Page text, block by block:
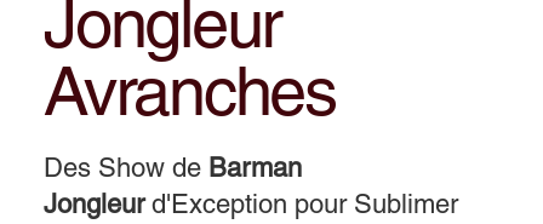
Jongleur
Avranches
Des Show de Barman
Jongleurd'Exception pour Sublimer